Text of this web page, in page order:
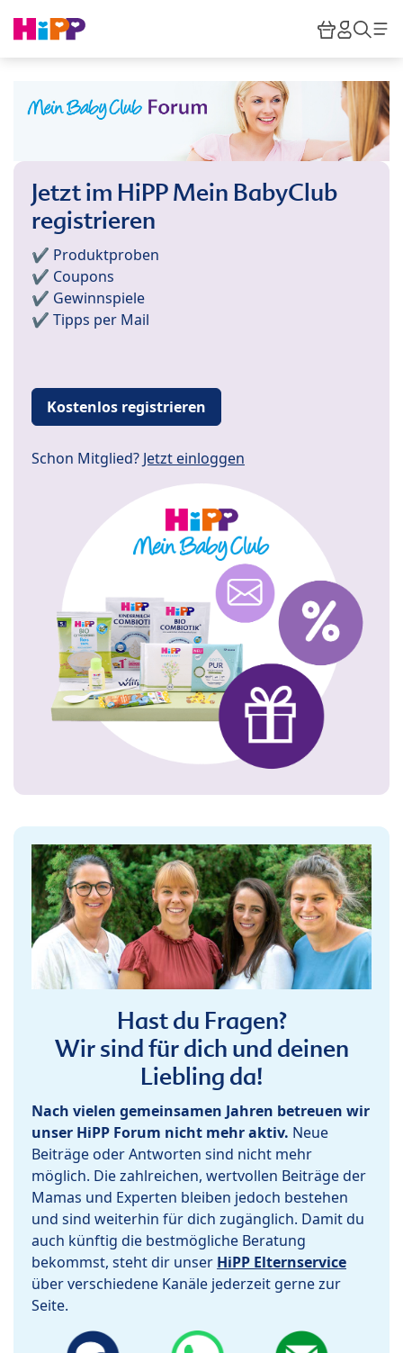
HiPP
Jetzt im HiPP Mein BabyClub
registrieren
✔️ Produktproben
✔️ Coupons
✔️ Gewinnspiele
✔️ Tipps per Mail
Kostenlos registrieren
Schon Mitglied? Jetzt einloggen
Hast du Fragen?
Wir sind für dich und deinen
Liebling da!
Nach vielen gemeinsamen Jahren betreuen wir
unser HiPP Forum nicht mehr aktiv. Neue
Beiträge oder Antworten sind nicht mehr
möglich. Die zahlreichen, wertvollen Beiträge der
Mamas und Experten bleiben jedoch bestehen
und sind weiterhin für dich zugänglich. Damit du
auch künftig die bestmögliche Beratung
bekommst, steht dir unser HiPP Elternservice
über verschiedene Kanäle jederzeit gerne zur
Seite.